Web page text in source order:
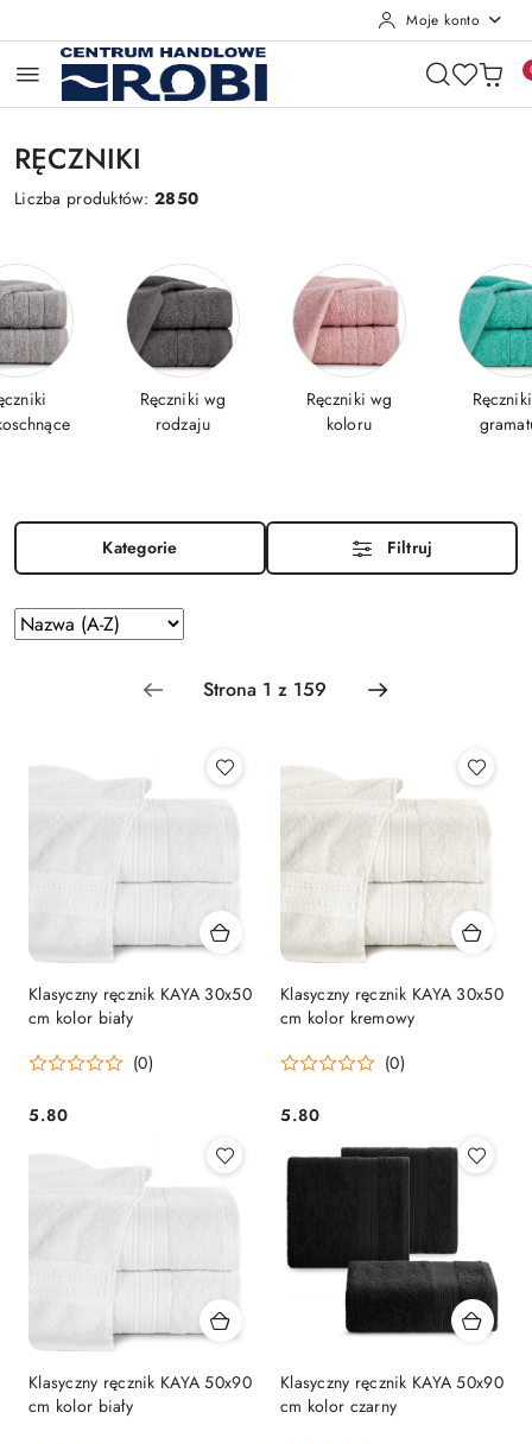
Moje konto
RĘCZNIKI
Liczba produktów:2850
Ręczniki wg
rodzaju
Ręczniki wg
koloru
Kategorie Filtruj
Zastosowano
sortowanie:
Sortuj
według
Klasyczny ręcznik KAYA 30x50
cm kolor biały
(0)
Cena:
5.80
Klasyczny ręcznik KAYA 30x50
cm kolor kremowy
(0)
Cena:
5.80
Klasyczny ręcznik KAYA 50x90
cm kolor biały
Klasyczny ręcznik KAYA 50x90
cm kolor czarny